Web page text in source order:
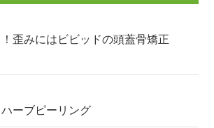
歪みにはビビッドの頭蓋骨矯正
ーブピーリング